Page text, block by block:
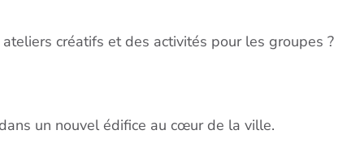
créatifs et des activités pour les groupes ?
un nouvel édifice au cœur de la ville.